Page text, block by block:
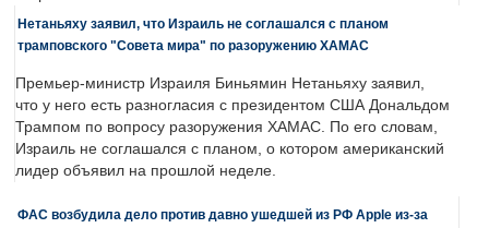
Нетаньяху заявил, что Израиль не соглашался с планом
трамповского "Совета мира" по разоружению ХАМАС
Премьер-министр Израиля Биньямин Нетаньяху заявил,
что у него есть разногласия с президентом США Дональдом
Трампом по вопросу разоружения ХАМАС. По его словам,
Израиль не соглашался с планом, о котором американский
лидер объявил на прошлой неделе.
ФАС возбудила дело против давно ушедшей из РФ Apple из-за